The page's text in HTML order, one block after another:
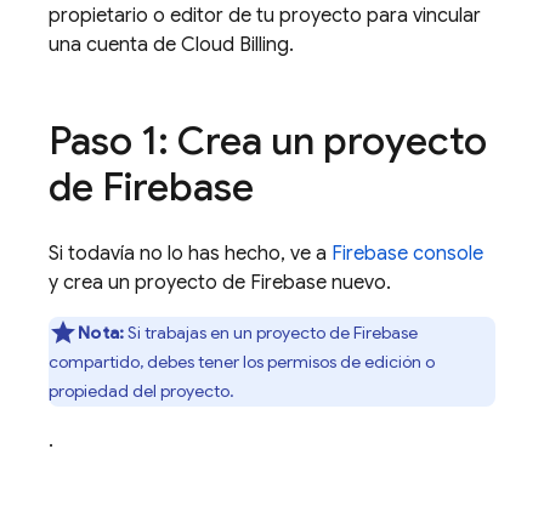
propietario o editor de tu proyecto para vincular
una cuenta de Cloud Billing.
Paso 1: Crea un proyecto
de Firebase
Si todavía no lo has hecho, ve a Firebase console
y crea un proyecto de Firebase nuevo.
Nota:Si trabajas en un proyecto de Firebase
compartido, debes tener los permisos de edición o
propiedad del proyecto.
.